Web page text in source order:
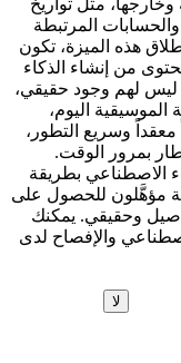
مثل تواريخ
والحسابات المرتبطة
هذه الميزة، تكون
من إنشاء الذكاء
ليس لهم وجود حقيقي،
الموسيقية اليوم،
وسريع التطور،
بمرور الوقت.
الاصطناعي بطريقة
مؤهَّلون للحصول على
وحقيقي. يمكنك
والإفصاح لدى
لا